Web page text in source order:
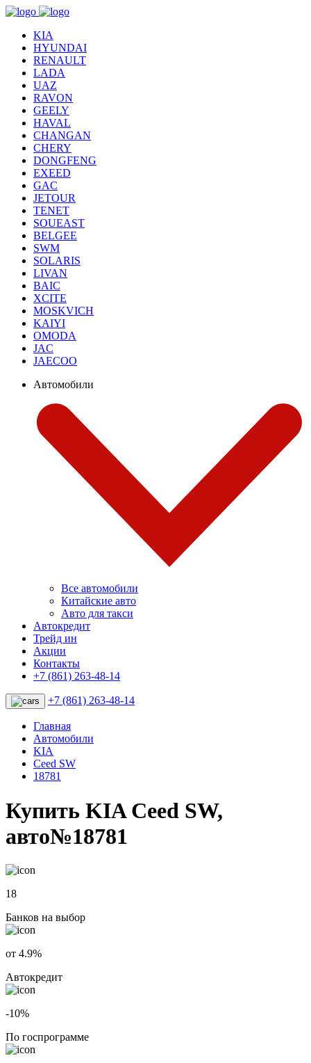
KIA
HYUNDAI
RENAULT
LADA
UAZ
RAVON
GEELY
HAVAL
CHANGAN
CHERY
DONGFENG
EXEED
GAC
JETOUR
TENET
SOUEAST
BELGEE
SWM
SOLARIS
LIVAN
BAIC
XCITE
MOSKVICH
KAIYI
OMODA
JAC
JAECOO
Автомобили
Все автомобили
Китайские авто
Авто для такси
Автокредит
Трейд ин
Акции
Контакты
+7 (861) 263-48-14
+7 (861) 263-48-14
Главная
Автомобили
KIA
Ceed SW
18781
Купить KIA Ceed SW,
авто№18781
18
Банков на выбор
от 4.9%
Автокредит
-10%
По госпрограмме